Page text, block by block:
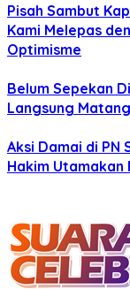
Pisah Sambut
Kami Melepas
Optimisme
Belum Sepekan
Langsung
Aksi Damai di
Hakim Utamakan